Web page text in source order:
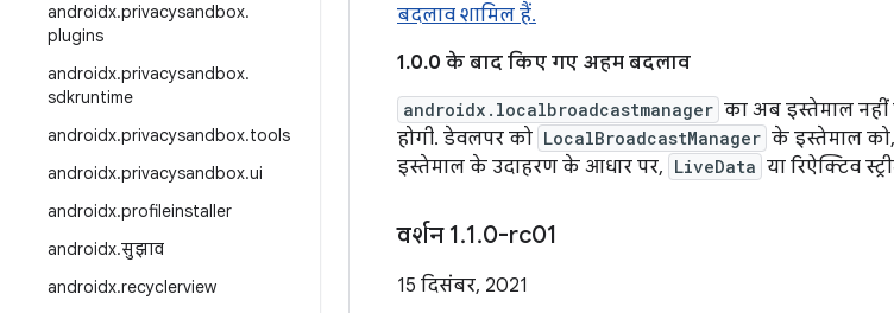
androidx.privacysandbox.
plugins
androidx.privacysandbox.
sdkruntime
androidx.privacysandbox.tools
androidx.privacysandbox.ui
androidx.profileinstaller
androidx.सुझाव
androidx.recyclerview
बदलाव शामिल हैं.
1.0.0 के बाद किए गए अहम बदलाव
androidx.localbroadcastmanager का अब इस्तेमाल नहीं
होगी. डेवलपर को LocalBroadcastManager के इस्तेमाल
इस्तेमाल के उदाहरण के आधार पर, LiveData या रिऐक्टिव
वर्शन 1.1.0-rc01
15 दिसंबर, 2021